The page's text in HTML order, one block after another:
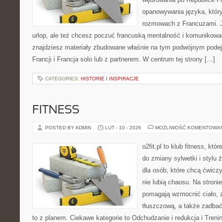
opanowywania języka,
rozmowach z Francuzami.
urlop, ale też chcesz poczuć francuską mentalność i
znajdziesz materiały zbudowane właśnie na tym podwójnym
Francji i Francja solo lub z partnerem. W centrum tej strony […]
CATEGORIES: HISTORIE I INSPIRACJE
FITNESS
POSTED BY ADMIN LUT - 10 - 2026 MOŻLIWOŚĆ
o2fit.pl to klub fitness,
do zmiany sylwetki i stylu
dla osób, które chcą
nie lubią chaosu. Na
pomagają wzmocnić ciało,
tłuszczową, a także
to z planem. Ciekawe kategorie to Odchudzanie i redukcja i